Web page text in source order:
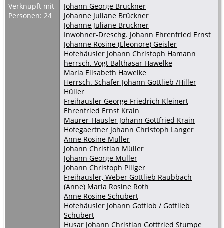
Verknüpft mit
Personen: 24
Johann George Brückner
Johanne Juliane Brückner
Johanne Juliane Brückner
Inwohner-Dreschg. Johann Ehrenfried Ernst
Johanne Rosine (Eleonore) Geisler
Hofehäusler Johann Christoph Hamann
herrsch. Vogt Balthasar Hawelke
Maria Elisabeth Hawelke
Herrsch. Schäfer Johann Gottlieb /Hiller
Hüller
Freihäusler George Friedrich Kleinert
Ehrenfried Ernst Krain
Maurer-Häusler Johann Gottfried Krain
Hofegaertner Johann Christoph Langer
Anne Rosine Müller
Johann Christian Müller
Johann George Müller
Johann Christoph Pillger
Freihäusler, Weber Gottlieb Raubbach
(Anne) Maria Rosine Roth
Anne Rosine Schubert
Hofehäusler Johann Gottlob / Gottlieb
Schubert
Husar Johann Christian Gottfried Stumpe